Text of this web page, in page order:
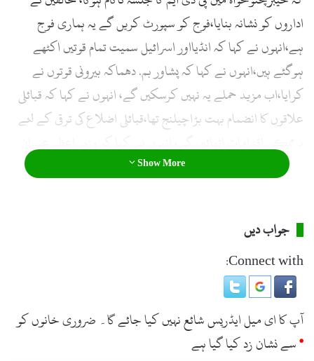
اداروں کو نشانہ بنایا،فوج کو سپورٹ کریں گے یہ ہماری فوج
ہے،انہوں نے کہا کہ انڈیااور اسرائیل سمیت تمام قوتیں اکٹھے
ہوگئے ہیں،انہوں نے کہا کہ پشاور بم. دھماکہ بیرونی قوتوں نے
کرایا،اب مزید حملے یہ نہیں کرسکیں گے، انہوں نے کہا کہ قبائلی
علاقوں کا انضمام بہت بڑاچیلنج تھا،قبائلی اضلاع کی ترقی کے لئے
خان جمعہ کے روز سوات میں صحت انصاف کارڈ کا افتتاح کریں
Show More
جواب دیں
Connect with:
آپ کا ای میل ایڈریس شائع نہیں کیا جائے گا۔ ضروری خانوں کو
*سے نشان زد کیا گیا ہے